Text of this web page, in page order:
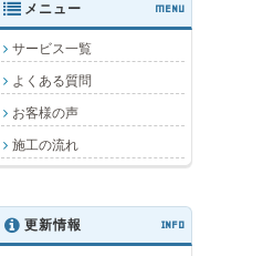
メニュー MENU
サービス一覧
よくある質問
お客様の声
施工の流れ
更新情報 INFO